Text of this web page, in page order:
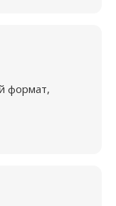
формат,